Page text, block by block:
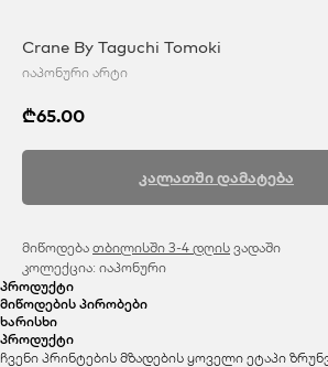
Crane By Taguchi Tomoki
იაპონური არტი
₾65.00
კალათში დამატება
მიწოდება თბილისში 3-4 დღის ვადაში
კოლექცია: იაპონური
პროდუქტი
მიწოდების პირობები
ხარისხი
პროდუქტი
ჩვენი პრინტების მზადების ყოველი ეტაპი